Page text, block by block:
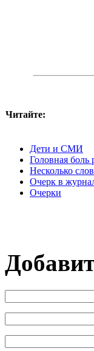
Читайте:
Дети и СМИ
Головная боль
Несколько
Очерк в
Очерки